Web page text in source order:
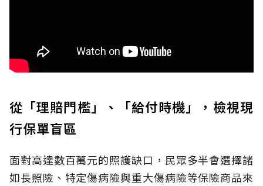
從「理賠門檻」、「給付時機」，檢視現
行保單盲區
面對高達數百萬元的照護缺口，民眾多半會選擇諸
如長照險、特定傷病險與重大傷病險等保險商品來